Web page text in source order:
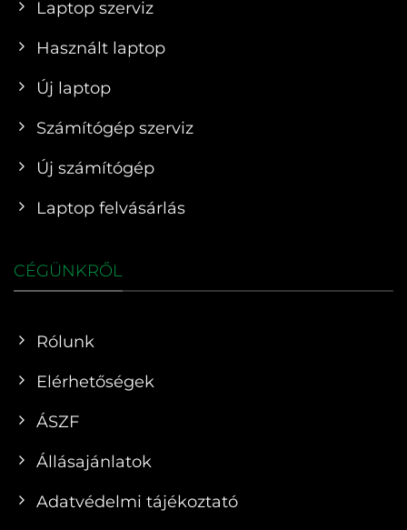
Laptop szerviz
Használt laptop
Új laptop
Számítógép szerviz
Új számítógép
Laptop felvásárlás
CÉGÜNKRŐL
Rólunk
Elérhetőségek
ÁSZF
Állásajánlatok
Adatvédelmi tájékoztató